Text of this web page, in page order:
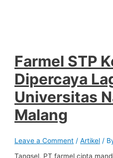
Farmel STP
Dipercaya
Universitas
Malang
Leave a Comment /Artikel /
Tangsel, PT farmel cipta